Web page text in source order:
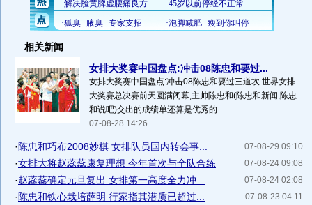
相关新闻
女排大奖赛中国盘点:冲击08陈忠和要过...
女排大奖赛中国盘点:冲击08陈忠和要过三道坎 世界女排
大奖赛总决赛前天圆满闭幕,主帅陈忠和(陈忠和新闻,陈忠
和说吧)交出的成绩单还算是优秀的...
07-08-28 14:26
07-08-29 09:10
· 陈忠和巧布2008妙棋 女排队员国内转会事...
07-08-24 09:08
·女排大将赵蕊蕊康复理想 今年首次与全队合练
07-08-24 02:08
·赵蕊蕊确定元旦复出 女排第一高度全力冲...
07-08-23 04:11
· 陈忠和铁心栽培薛明 行家指其潜质已超过...